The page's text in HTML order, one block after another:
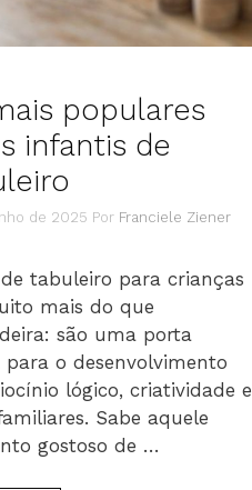
populares
infantis de
de 2025 Por Franciele Ziener
tabuleiro para crianças
mais do que
são uma porta
para o desenvolvimento
lógico, criatividade e
Sabe aquele
gostoso de …